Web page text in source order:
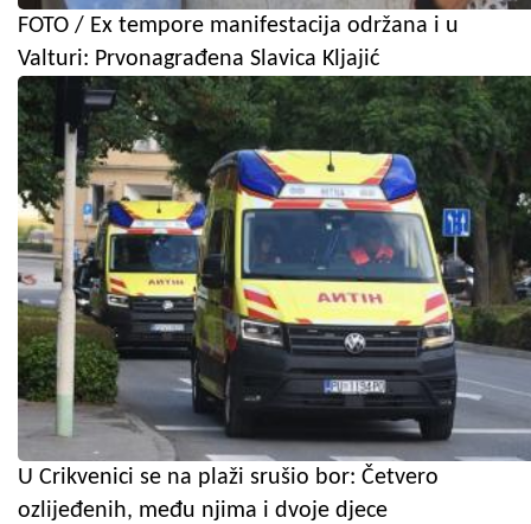
FOTO / Ex tempore manifestacija održana i u
Valturi: Prvonagrađena Slavica Kljajić
U Crikvenici se na plaži srušio bor: Četvero
ozlijeđenih, među njima i dvoje djece